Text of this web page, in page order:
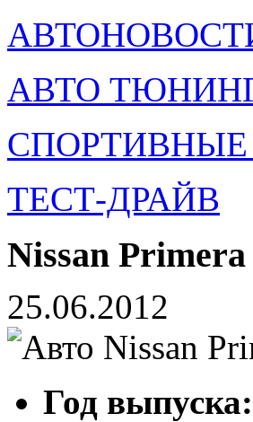
АВТО
СПОРТИВНЫЕ
ТЕСТ-ДРАЙВ
Nissan Primera
25.06.2012
Год выпуска: